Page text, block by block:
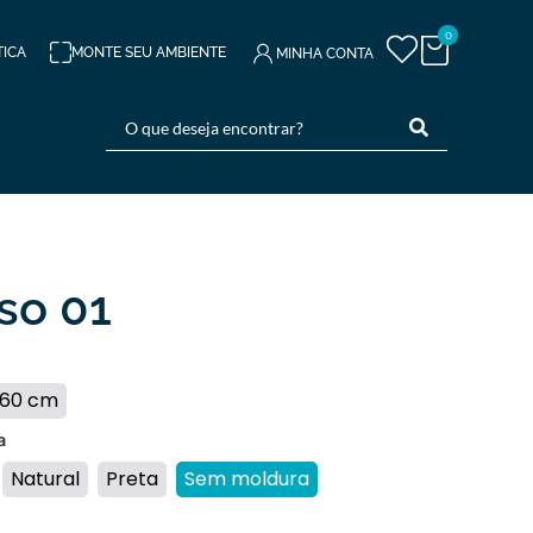
MONTE SEU AMBIENTE MINHA CONTA
0
01
cm
Natural Preta Sem moldura